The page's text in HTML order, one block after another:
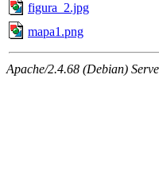
figura_2.jpg
mapa1.png
Apache/2.4.68 (Debian)